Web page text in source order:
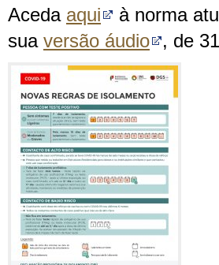
Aceda aqui
à norma
sua versão áudio , de